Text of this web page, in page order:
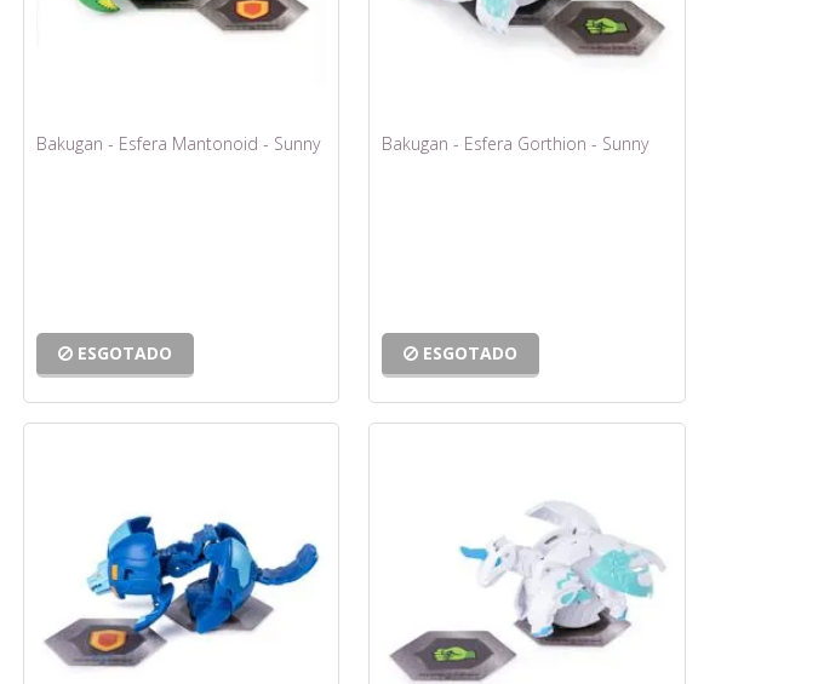
Bakugan - Esfera Mantonoid - Sunny
ESGOTADO
Bakugan - Esfera Gorthion - Sunny
ESGOTADO